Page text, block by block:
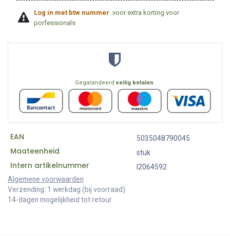
Log in met btw nummer voor extra korting voor
porfessionals
Gegarandeerdveilig betalen
EAN 5035048790045
Maateenheid stuk
Intern artikelnummer
I2064592
Algemene voorwaarden
Verzending: 1 werkdag (bij voorraad)
14-dagen mogelijkheid tot retour